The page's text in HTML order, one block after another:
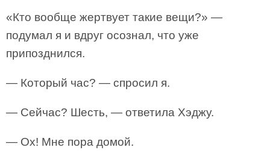
«Кто вообще жертвует такие вещи?» —
подумал я и вдруг осознал, что уже
припозднился.
— Который час? — спросил я.
— Сейчас? Шесть, — ответила Хэджу.
— Ох! Мне пора домой.